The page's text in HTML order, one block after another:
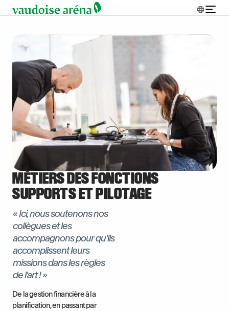
MÉTIERS DES FONCTIONS
SUPPORTS ET PILOTAGE
« Ici, nous soutenons nos
collègues et les
accompagnons pour qu'ils
accomplissent leurs
missions dans les règles
de l'art ! »
De la gestion financière à la
planification, en passant par